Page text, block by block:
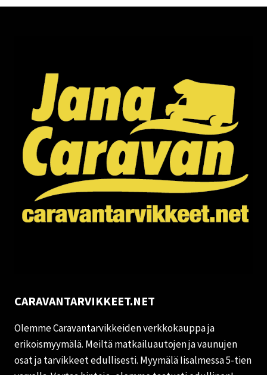
CARAVANTARVIKKEET.NET
Olemme Caravantarvikkeiden verkkokauppa ja
erikoismyymälä. Meiltä matkailuautojen ja vaunujen
osat ja tarvikkeet edullisesti. Myymälä Iisalmessa 5-tien